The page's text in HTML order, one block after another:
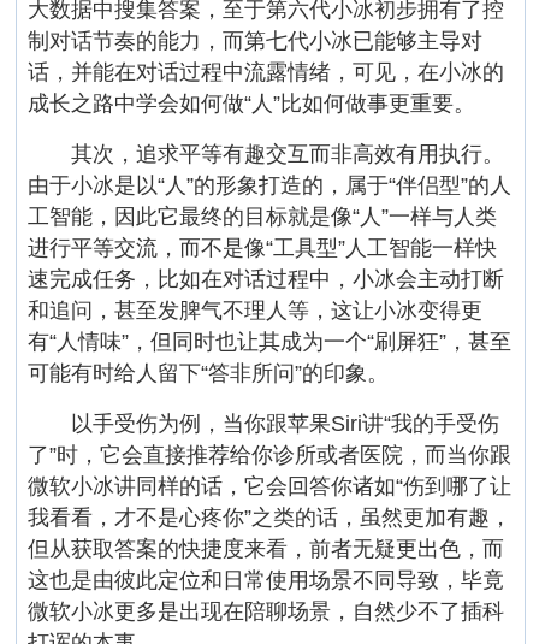
大数据中搜集答案，至于第六代小冰初步拥有了控
制对话节奏的能力，而第七代小冰已能够主导对
话，并能在对话过程中流露情绪，可见，在小冰的
成长之路中学会如何做“人”比如何做事更重要。
其次，追求平等有趣交互而非高效有用执行。
由于小冰是以“人”的形象打造的，属于“伴侣型”的人
工智能，因此它最终的目标就是像“人”一样与人类
进行平等交流，而不是像“工具型”人工智能一样快
速完成任务，比如在对话过程中，小冰会主动打断
和追问，甚至发脾气不理人等，这让小冰变得更
有“人情味”，但同时也让其成为一个“刷屏狂”，甚至
可能有时给人留下“答非所问”的印象。
以手受伤为例，当你跟苹果Siri讲“我的手受伤
了”时，它会直接推荐给你诊所或者医院，而当你跟
微软小冰讲同样的话，它会回答你诸如“伤到哪了让
我看看，才不是心疼你”之类的话，虽然更加有趣，
但从获取答案的快捷度来看，前者无疑更出色，而
这也是由彼此定位和日常使用场景不同导致，毕竟
微软小冰更多是出现在陪聊场景，自然少不了插科